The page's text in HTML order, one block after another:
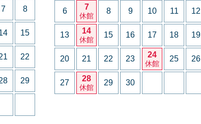
7 8
15
22
29
6 7
休館
8 9 10 11 12
13 14
休館
15 16 17 18 19
20 21 22 23 24
休館
25 26
27 28
休館
29 30